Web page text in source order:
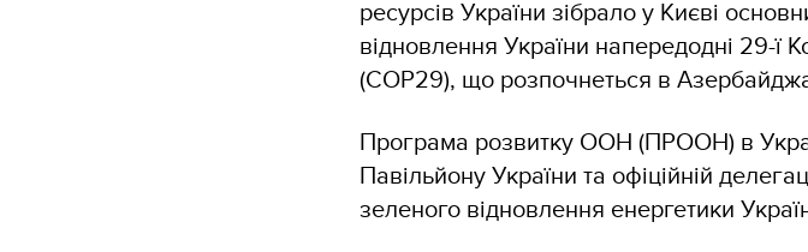
ресурсів України зібрало у Києві
відновлення України напередодні 29-ї
(СОР29), що розпочнеться в
Програма розвитку ООН (ПРООН) в
Павільйону України та офіційній
зеленого відновлення енергетики